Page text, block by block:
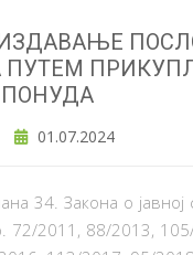
ПУТЕМ
01.07.2024
34. Закона о јавној
72/2011, 88/2013,